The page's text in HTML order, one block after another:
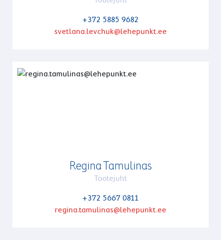
+372 5885 9682
svetlana.levchuk@lehepunkt.ee
Regina Tamulinas
Tootejuht
+372 5667 0811
regina.tamulinas@lehepunkt.ee